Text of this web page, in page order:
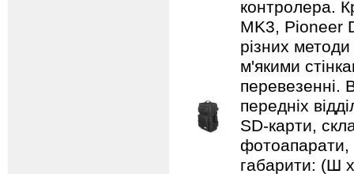
контролера.
MK3, Pioneer
різних
м'якими
перевезенні.
передніх
SD-карти,
фотоапарати,
габарити: (Ш